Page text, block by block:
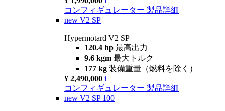
コンフィギュレーター 製品詳細
new V2 SP
Hypermotard V2 SP
120.4 hp 最高出力
9.6 kgm 最大トルク
177 kg 装備重量（燃料を除く）
¥ 2,490,000 i
コンフィギュレーター 製品詳細
new V2 SP 100